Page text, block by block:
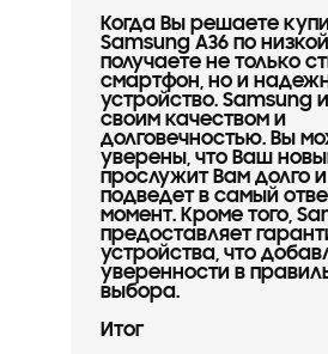
Когда Вы решаете
Samsung A36 по
получаете не только
смартфон, но и
устройство. Samsung
своим качеством и
долговечностью. Вы
уверены, что Ваш
прослужит Вам долго
подведет в самый
момент. Кроме того,
предоставляет
устройства, что
уверенности в
выбора.
Итог